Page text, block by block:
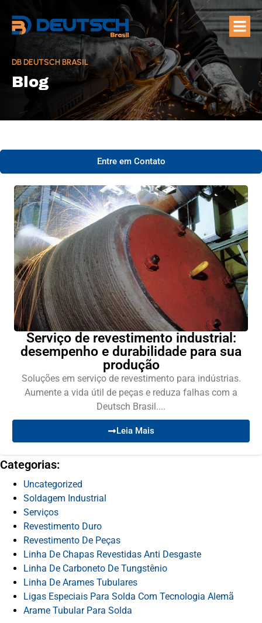
DB DEUTSCH BRASIL
Blog
Entre em Contato
Serviço de revestimento industrial:
desempenho e durabilidade para sua
produção
Soluções em serviço de revestimento para indústrias.
Aumente a vida útil de peças e reduza falhas com a
Deutsch Brasil....
Leia Mais
Categorias:
Uncategorized
Soldagem Industrial
Serviços
Revestimento Duro
Revestimento De Peças
Linha De Chapas Revestidas Anti Desgaste
Linha De Carboneto De Tungstênio
Linha De Arames Tubulares
Ligas Especiais Para Solda Com Tecnologia Alemã
Arame Tubular Para Solda